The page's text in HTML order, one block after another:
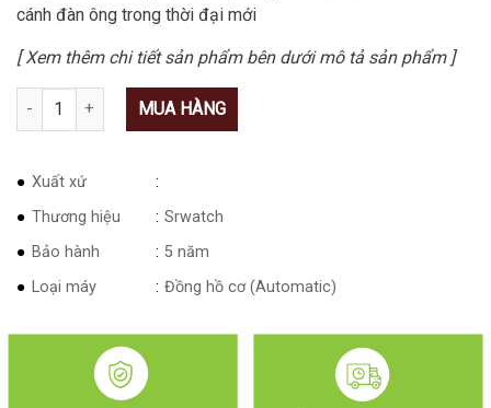
cánh đàn ông trong thời đại mới
[ Xem thêm chi tiết sản phẩm bên dưới mô tả sản phẩm ]
Số lượng MUA HÀNG
Xuất xứ
Thương hiệu
Srwatch
Bảo hành
5 năm
Loại máy
Đồng hồ cơ (Automatic)